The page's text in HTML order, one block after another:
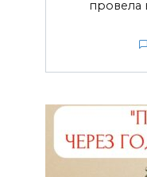
провела